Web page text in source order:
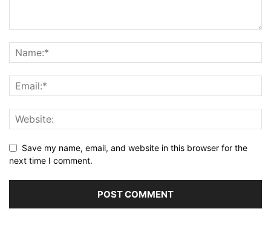
Save my name, email, and website in this browser for the
next time I comment.